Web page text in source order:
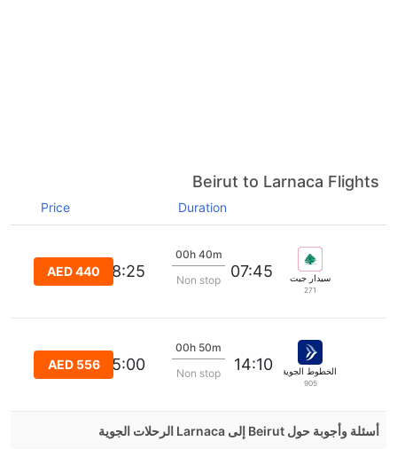
Beirut to Larnaca Flights
Duration
Price
سيدار جيت
271
07:45
00h 40m
Non stop
08:25
AED 440
الخطوط الجوية ايجه
905
14:10
00h 50m
Non stop
15:00
AED 556
أسئلة وأجوبة حول Beirut إلى Larnaca الرحلات الجوية